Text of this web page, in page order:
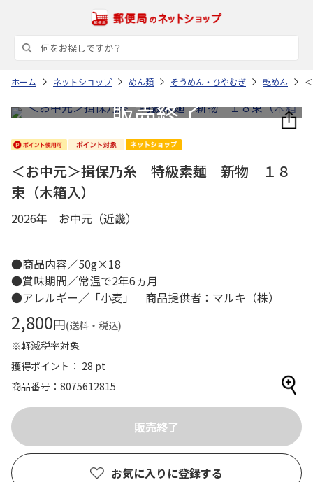
ホーム ネットショップ めん類 そうめん・ひやむぎ 乾めん
＜お中元＞揖保乃糸 特級素麺 新物 １８
束（木箱入）
2026年 お中元（近畿）
●商品内容／50g×18
●賞味期間／常温で2年6ヵ月
●アレルギー／「小麦」 商品提供者：マルキ（株）
2,800円(送料・税込)
※軽減税率対象
獲得ポイント： 28 pt
商品番号
8075612815
お気に入りに登録する